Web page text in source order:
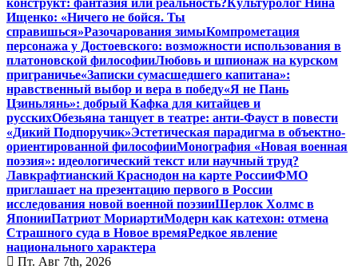
конструкт: фантазия или реальность?Культуролог Нина
Ищенко: «Ничего не бойся. Ты
справишься»Разочарования зимыКомпрометация
персонажа у Достоевского: возможности использования в
платоновской философииЛюбовь и шпионаж на курском
приграничье«Записки сумасшедшего капитана»:
нравственный выбор и вера в победу«Я не Пань
Цзиньлянь»: добрый Кафка для китайцев и
русскихОбезьяна танцует в театре: анти-Фауст в повести
«Дикий Подпоручик»Эстетическая парадигма в объектно-
ориентированной философииМонография «Новая военная
поэзия»: идеологический текст или научный труд?
Лавкрафтианский Краснодон на карте РоссииФМО
приглашает на презентацию первого в России
исследования новой военной поэзииШерлок Холмс в
ЯпонииПатриот МориартиМодерн как катехон: отмена
Страшного суда в Новое времяРедкое явление
национального характера
Пт. Авг 7th, 2026